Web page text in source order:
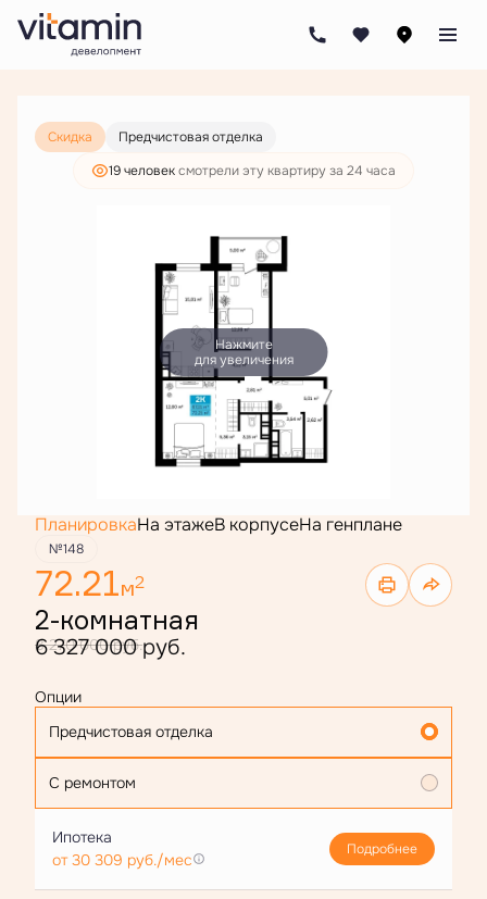
2-комнатная
6 327 000 руб.
от 30 309 руб./мес.
Скидка
Предчистовая отделка
19 человексмотрели эту квартиру за 24 часа
Нажмите
для увеличения
ПланировкаНа этажеВ корпусеНа генплане
№148
72.21м2
2-комнатная
8 270 000 руб.
6 327 000 руб.
Опции
Предчистовая отделка
С ремонтом
Ипотека
от 30 309 руб./мес
Подробнее